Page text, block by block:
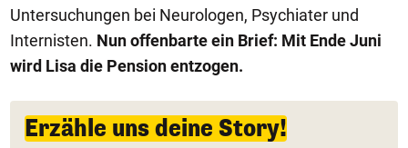
Untersuchungen bei Neurologen, Psychiater und
Internisten. Nun offenbarte ein Brief: Mit Ende Juni
wird Lisa die Pension entzogen.
Erzähle uns deine Story!